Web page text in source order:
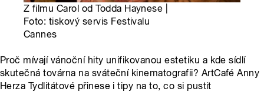
Z filmu Carol od Todda Haynese |
Foto: tiskový servis Festivalu
Cannes
Proč mívají vánoční hity unifikovanou estetiku a kde sídlí
skutečná továrna na sváteční kinematografii? ArtCafé Anny
Herza Tydlitátové přinese i tipy na to, co si pustit